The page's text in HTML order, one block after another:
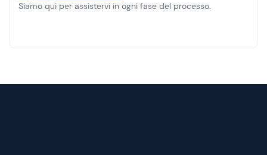
Siamo qui per assistervi in ogni fase del processo.